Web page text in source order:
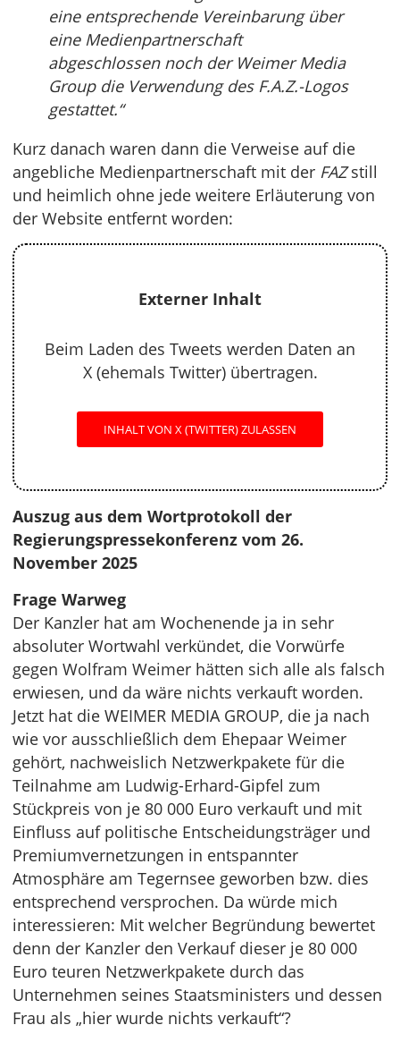
eine entsprechende Vereinbarung über
eine Medienpartnerschaft
abgeschlossen noch der Weimer Media
Group die Verwendung des F.A.Z.-Logos
gestattet.“
Kurz danach waren dann die Verweise auf die
angebliche Medienpartnerschaft mit der FAZstill
und heimlich ohne jede weitere Erläuterung von
der Website entfernt worden:
Externer Inhalt
Beim Laden des Tweets werden Daten an
X (ehemals Twitter) übertragen.
INHALT VON X (TWITTER) ZULASSEN
Auszug aus dem Wortprotokoll der
Regierungspressekonferenz vom 26.
November 2025
Frage Warweg
Der Kanzler hat am Wochenende ja in sehr
absoluter Wortwahl verkündet, die Vorwürfe
gegen Wolfram Weimer hätten sich alle als falsch
erwiesen, und da wäre nichts verkauft worden.
Jetzt hat die WEIMER MEDIA GROUP, die ja nach
wie vor ausschließlich dem Ehepaar Weimer
gehört, nachweislich Netzwerkpakete für die
Teilnahme am Ludwig-Erhard-Gipfel zum
Stückpreis von je 80 000 Euro verkauft und mit
Einfluss auf politische Entscheidungsträger und
Premiumvernetzungen in entspannter
Atmosphäre am Tegernsee geworben bzw. dies
entsprechend versprochen. Da würde mich
interessieren: Mit welcher Begründung bewertet
denn der Kanzler den Verkauf dieser je 80 000
Euro teuren Netzwerkpakete durch das
Unternehmen seines Staatsministers und dessen
Frau als „hier wurde nichts verkauft“?